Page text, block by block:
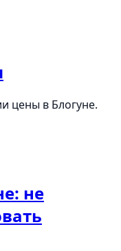
цены в Блогуне.
не